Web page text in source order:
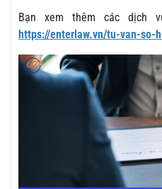
Bạn xem thêm các
https://enterlaw.vn/tu-van-so-